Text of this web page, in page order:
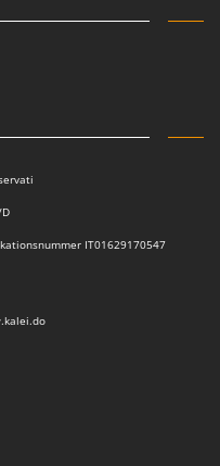
IT01629170547